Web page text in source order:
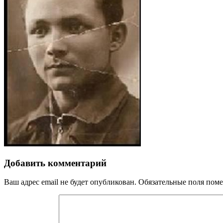
Добавить комментарий
Ваш адрес email не будет опубликован. Обязательные поля